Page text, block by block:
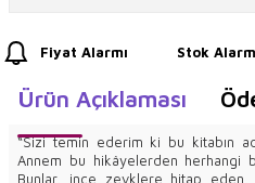
Fiyat Alarmı Stok
Ürün Açıklaması
“Sizi temin ederim ki bu kitabın
Annem bu hikâyelerden herhangi
Bunlar, ince zevklere hitap